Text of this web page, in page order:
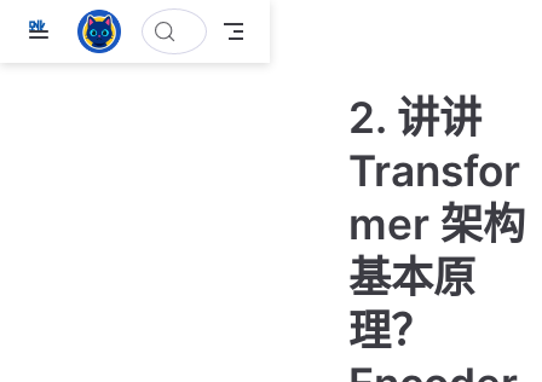
跳
2. 讲讲
Transfor
mer 架构
基本原
理？